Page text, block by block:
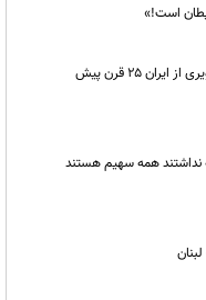
است!»
نداشتند همه سهیم هستند